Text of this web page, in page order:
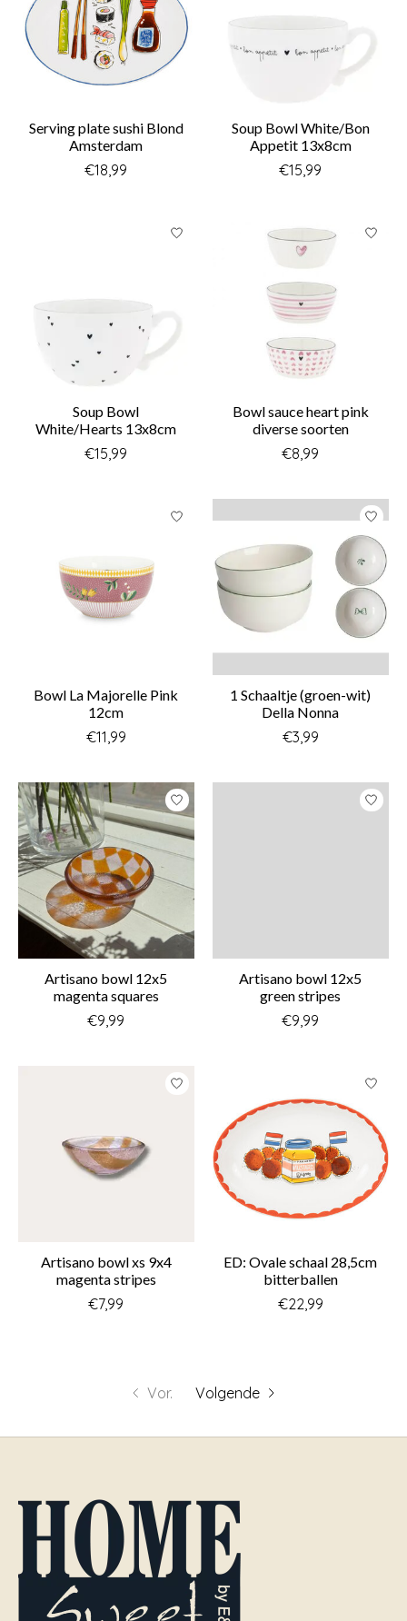
Serving plate sushi Blond
Amsterdam
€18,99
Soup Bowl White/Bon
Appetit 13x8cm
€15,99
Soup Bowl
White/Hearts 13x8cm
€15,99
Bowl sauce heart pink
diverse soorten
€8,99
Bowl La Majorelle Pink
12cm
€11,99
1 Schaaltje (groen-wit)
Della Nonna
€3,99
Artisano bowl 12x5
magenta squares
€9,99
Artisano bowl 12x5
green stripes
€9,99
Artisano bowl xs 9x4
magenta stripes
€7,99
ED: Ovale schaal 28,5cm
bitterballen
€22,99
Vor. Volgende